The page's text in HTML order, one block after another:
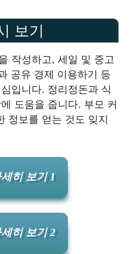
보기
작성하고, 세일 및 중고
공유 경제 이용하기 등
입니다. 정리정돈과 식
도움을 줍니다. 부모 커
정보를 얻는 것도 잊지
히 보기 1
히 보기 2